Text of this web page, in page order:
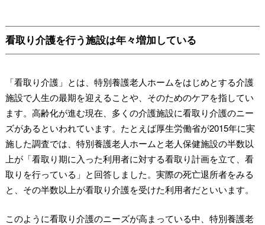
看取り介護を行う施設は年々増加している
「看取り介護」とは、特別養護老人ホームをはじめとする介護
施設で人生の最期を迎えることや、そのためのケアを指してい
ます。高齢化が進む現在、多くの介護施設に看取り介護のニー
ズがあるといわれています。たとえば厚生労働省が2015年に実
施した調査では、特別養護老人ホームと老人保健施設の半数以
上が「看取り期に入った利用者に対する看取り計画を立て、看
取りを行っている」と回答しました。実際の死亡退所者をみる
と、その半数以上が看取り介護を受けた利用者だといいます。
このように看取り介護のニーズが高まっている中、特別養護老